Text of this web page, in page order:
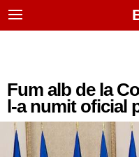
Fum alb de la
l-a numit oficial